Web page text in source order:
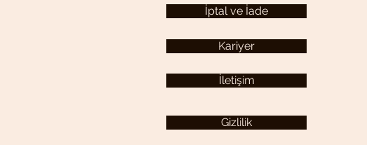
İptal ve İade
İletişim
Gizlilik
Kariyer